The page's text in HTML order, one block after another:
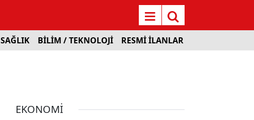
SAĞLIK BİLİM / TEKNOLOJİ RESMİ İLANLAR
EKONOMİ